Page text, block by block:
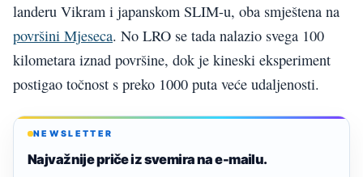
landeru Vikram i japanskom SLIM-u, oba smještena na
površini Mjeseca. No LRO se tada nalazio svega 100
kilometara iznad površine, dok je kineski eksperiment
postigao točnost s preko 1000 puta veće udaljenosti.
NEWSLETTER
Najvažnije priče iz svemira na e-mailu.